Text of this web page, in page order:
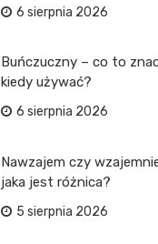
6 sierpnia 2026
Buńczuczny – co to
kiedy używać?
6 sierpnia 2026
Nawzajem czy
jaka jest różnica?
5 sierpnia 2026